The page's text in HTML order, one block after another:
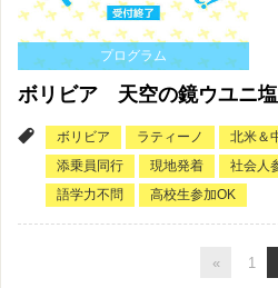
プログラム
ボリビア 天空の鏡ウユニ
ボリビア ラティーノ 北米＆
添乗員同行
現地発着 社会人
語学力不問
高校生参加OK
« 1